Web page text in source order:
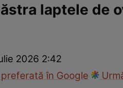
laptele de
2026 2:42
în Google